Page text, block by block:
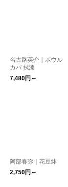
名古路英介｜ボウル
カバ 拭漆
7,480円～
阿部春弥｜花豆鉢
2,750円～